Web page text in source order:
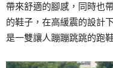
帶來舒適的腳感，同時也
的鞋子，在高緩震的設計
是一雙讓人蹦蹦跳跳的跑